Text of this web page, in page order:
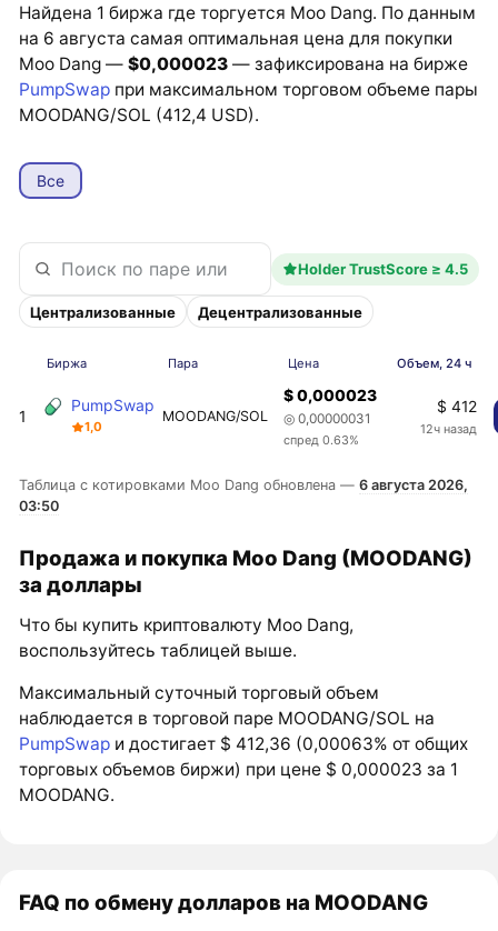
Найдена 1 биржа где торгуется Moo Dang. По данным
на 6 августа самая оптимальная цена для покупки
Moo Dang —$0,000023 — зафиксирована на бирже
PumpSwap при максимальном торговом объеме пары
MOODANG/SOL (412,4 USD).
Все
Holder TrustScore ≥ 4.5
Централизованные Децентрализованные
Биржа Пара Цена Объем, 24 ч
1
PumpSwap
1,0
MOODANG/SOL
$ 0,000023
◎ 0,00000031
спред 0.63%
$ 412
12ч назад
Таблица с котировками Moo Dang обновлена —6 августа 2026,
03:50
Продажа и покупка Moo Dang (MOODANG)
за доллары
Что бы купить криптовалюту Moo Dang,
воспользуйтесь таблицей выше.
Максимальный суточный торговый объем
наблюдается в торговой паре MOODANG/SOL на
PumpSwap и достигает $ 412,36 (0,00063% от общих
торговых объемов биржи) при цене $ 0,000023 за 1
MOODANG.
FAQ по обмену долларов на MOODANG